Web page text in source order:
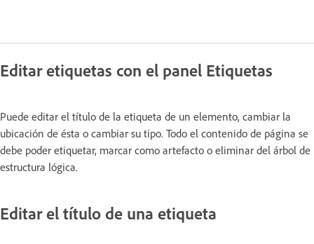
Editar etiquetas con el panel Etiquetas
Puede editar el título de la etiqueta de un elemento, cambiar la
ubicación de ésta o cambiar su tipo. Todo el contenido de página se
debe poder etiquetar, marcar como artefacto o eliminar del árbol de
estructura lógica.
Editar el título de una etiqueta